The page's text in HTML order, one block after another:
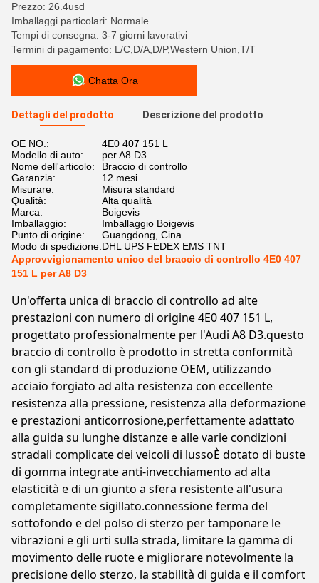
Prezzo: 26.4usd
Imballaggi particolari: Normale
Tempi di consegna: 3-7 giorni lavorativi
Termini di pagamento: L/C,D/A,D/P,Western Union,T/T
Chatta Ora
Dettagli del prodotto Descrizione del prodotto
OE NO.:
4E0 407 151 L
Modello di auto:
per A8 D3
Nome dell'articolo:
Braccio di controllo
Garanzia:
12 mesi
Misurare:
Misura standard
Qualità:
Alta qualità
Marca:
Boigevis
Imballaggio:
Imballaggio Boigevis
Punto di origine:
Guangdong, Cina
Modo di spedizione:DHL UPS FEDEX EMS TNT
Approvvigionamento unico del braccio di controllo 4E0 407
151 L per A8 D3
Un'offerta unica di braccio di controllo ad alte
prestazioni con numero di origine 4E0 407 151 L,
progettato professionalmente per l'Audi A8 D3.questo
braccio di controllo è prodotto in stretta conformità
con gli standard di produzione OEM, utilizzando
acciaio forgiato ad alta resistenza con eccellente
resistenza alla pressione, resistenza alla deformazione
e prestazioni anticorrosione,perfettamente adattato
alla guida su lunghe distanze e alle varie condizioni
stradali complicate dei veicoli di lussoÈ dotato di buste
di gomma integrate anti-invecchiamento ad alta
elasticità e di un giunto a sfera resistente all'usura
completamente sigillato.connessione ferma del
sottofondo e del polso di sterzo per tamponare le
vibrazioni e gli urti sulla strada, limitare la gamma di
movimento delle ruote e migliorare notevolmente la
precisione dello sterzo, la stabilità di guida e il comfort